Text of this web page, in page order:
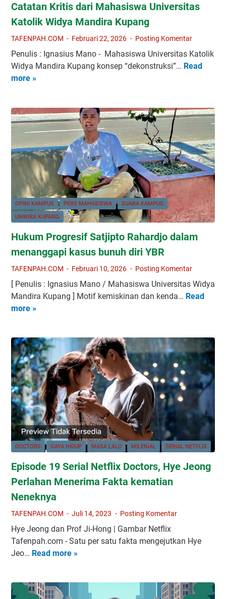
Catatan Kritis dari Mahasiswa Universitas
Katolik Widya Mandira Kupang
TAFENPAH.COM Februari 22, 2026 Posting Komentar
Penulis : Ignasius Mano - Mahasiswa Universitas Katolik
Widya Mandira Kupang konsep “dekonstruksi”… Read
more »
P
m
a
n
d
a
l
a
m
B
a
a
n
g
e
r
a
d
a
b
a
n
,
a
t
a
a
n
K
r
OPINI KAMPUS PERS MAHASISWA
SUARA KAMPUS
UNWIRA KUPANG
Hukum Progresif Satjipto Rahardjo dalam
menanggapi kasus bunuh diri YBR
TAFENPAH.COM Februari 10, 2026 Posting Komentar
[ Penulis : Ignasius Mano / Mahasiswa Universitas Widya
Mandira Kupang ] Motif kemiskinan dan kenda… Read
more »
H
m
P
r
o
g
r
e
s
i
f
S
a
t
j
i
p
t
o
h
DOCTORS GAYA HIDUP MASA LALU MILENIAL SERIAL NETFLIX
Episode 19 Serial Netflix Doctors, Hye Jeong
Perlahan Menerima Fakta kematian
Neneknya
TAFENPAH.COM Juli 14, 2023 Posting Komentar
Hye Jeong dan Prof Ji-Hong | Gambar Netflix
Tafenpah.com - Satu per satu fakta mengejutkan Hye
Jeo… Read more »